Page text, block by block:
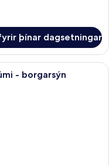
þínar dagsetningar
rúmföt úr egypskri
- borgarsýn